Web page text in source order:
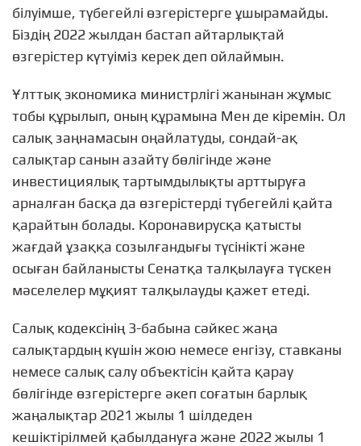
білуімше, түбегейлі өзгерістерге ұшырамайды.
Біздің 2022 жылдан бастап айтарлықтай
өзгерістер күтуіміз керек деп ойлаймын.
Ұлттық экономика министрлігі жанынан жұмыс
тобы құрылып, оның құрамына Мен де кіремін. Ол
салық заңнамасын оңайлатуды, сондай-ақ
салықтар санын азайту бөлігінде және
инвестициялық тартымдылықты арттыруға
арналған басқа да өзгерістерді түбегейлі қайта
қарайтын болады. Коронавирусқа қатысты
жағдай ұзаққа созылғандығы түсінікті және
осыған байланысты Сенатқа талқылауға түскен
мәселелер мұқият талқылауды қажет етеді.
Салық кодексінің 3-бабына сәйкес жаңа
салықтардың күшін жою немесе енгізу, ставканы
немесе салық салу объектісін қайта қарау
бөлігінде өзгерістерге әкеп соғатын барлық
жаңалықтар 2021 жылы 1 шілдеден
кешіктірілмей қабылдануға және 2022 жылы 1